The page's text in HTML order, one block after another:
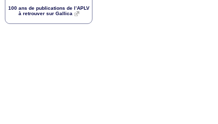
100 ans de publications de l’APLV
à retrouver sur Gallica